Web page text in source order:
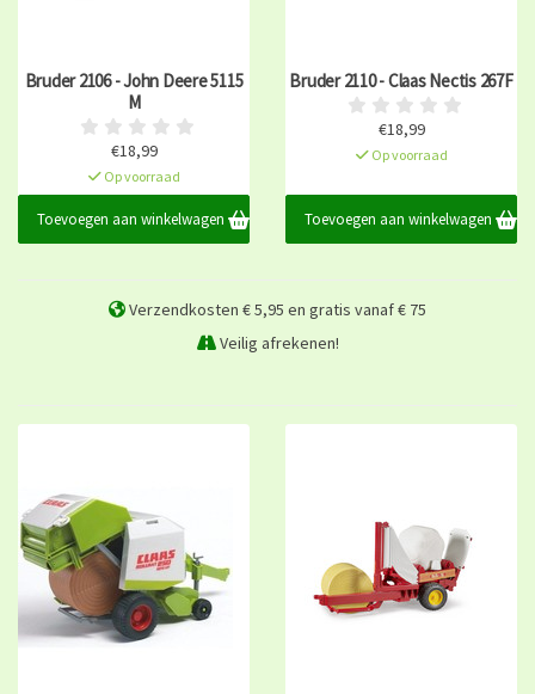
Bruder 2106 - John Deere 5115
M
€18,99
Op voorraad
Toevoegen aan winkelwagen
Bruder 2110 - Claas Nectis 267F
€18,99
Op voorraad
Toevoegen aan winkelwagen
Verzendkosten € 5,95 en gratis vanaf € 75
Veilig afrekenen!